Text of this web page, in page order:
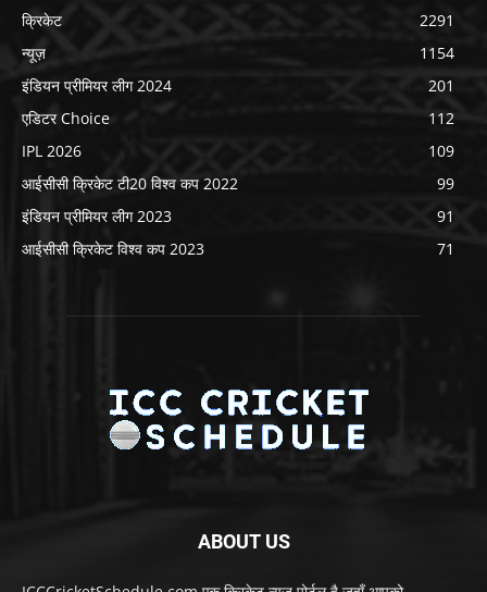
क्रिकेट
2291
न्यूज़
1154
इंडियन प्रीमियर लीग 2024
201
एडिटर Choice
112
IPL 2026
109
आईसीसी क्रिकेट टी20 विश्व कप 2022
99
इंडियन प्रीमियर लीग 2023
91
आईसीसी क्रिकेट विश्व कप 2023
71
ABOUT US